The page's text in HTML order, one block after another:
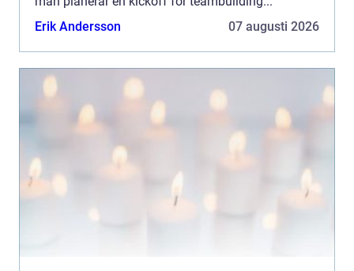
Erik Andersson
07 augusti 2026